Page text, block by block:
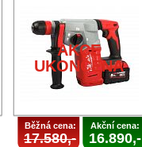
AKCE
UKONČENA
Běžná cena:
17.580,-
Akční cena:
16.890,-